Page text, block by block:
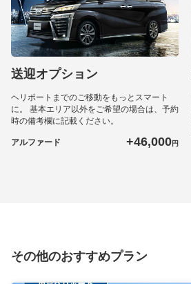
送迎オプション
ヘリポートまでのご移動をもっとスマート
に。 基本エリア以外をご希望の場合は、予約
時の備考欄に記載ください。
アルファード +46,000円
その他のおすすめプラン